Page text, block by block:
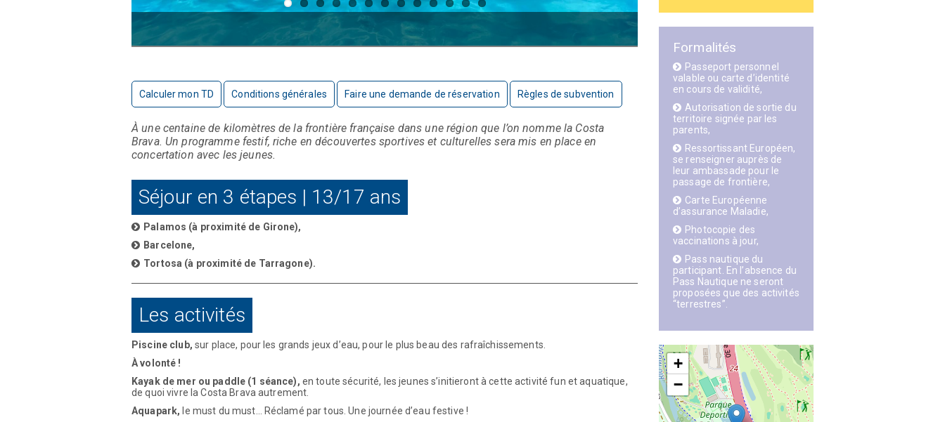
Calculer mon TD Conditions générales Faire une demande de réservation Règles de subvention
À une centaine de kilomètres de la frontière française dans une région que l’on nomme la Costa
Brava. Un programme festif, riche en découvertes sportives et culturelles sera mis en place en
concertation avec les jeunes.
Séjour en 3 étapes | 13/17 ans
Palamos (à proximité de Girone),
Barcelone,
Tortosa (à proximité de Tarragone).
Les activités
Piscine club, sur place, pour les grands jeux d’eau, pour le plus beau des rafraîchissements.
À volonté !
Kayak de mer ou paddle (1 séance), en toute sécurité, les jeunes s’initieront à cette activité fun et aquatique,
de quoi vivre la Costa Brava autrement.
Aquapark, le must du must… Réclamé par tous. Une journée d’eau festive !
Formalités
Passeport personnel
valable ou carte d’identité
en cours de validité,
Autorisation de sortie du
territoire signée par les
parents,
Ressortissant Européen,
se renseigner auprès de
leur ambassade pour le
passage de frontière,
Carte Européenne
d’assurance Maladie,
Photocopie des
vaccinations à jour,
Pass nautique du
participant. En l’absence du
Pass Nautique ne seront
proposées que des activités
“terrestres”.
+
−